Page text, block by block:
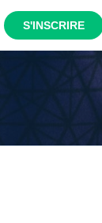
S'INSCRIRE